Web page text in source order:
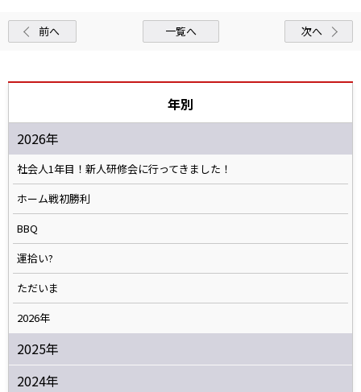
前へ 一覧へ 次へ
年別
2026年
社会人1年目！新人研修会に行ってきました！
ホーム戦初勝利
BBQ
運拾い?
ただいま
2026年
2025年
2024年